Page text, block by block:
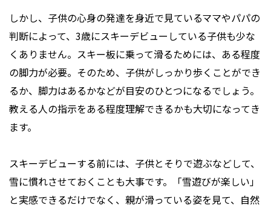
しかし、子供の心身の発達を身近で見ているママやパパの
判断によって、3歳にスキーデビューしている子供も少な
くありません。スキー板に乗って滑るためには、ある程度
の脚力が必要。そのため、子供がしっかり歩くことができ
るか、脚力はあるかなどが目安のひとつになるでしょう。
教える人の指示をある程度理解できるかも大切になってき
ます。
スキーデビューする前には、子供とそりで遊ぶなどして、
雪に慣れさせておくことも大事です。「雪遊びが楽しい」
と実感できるだけでなく、親が滑っている姿を見て、自然